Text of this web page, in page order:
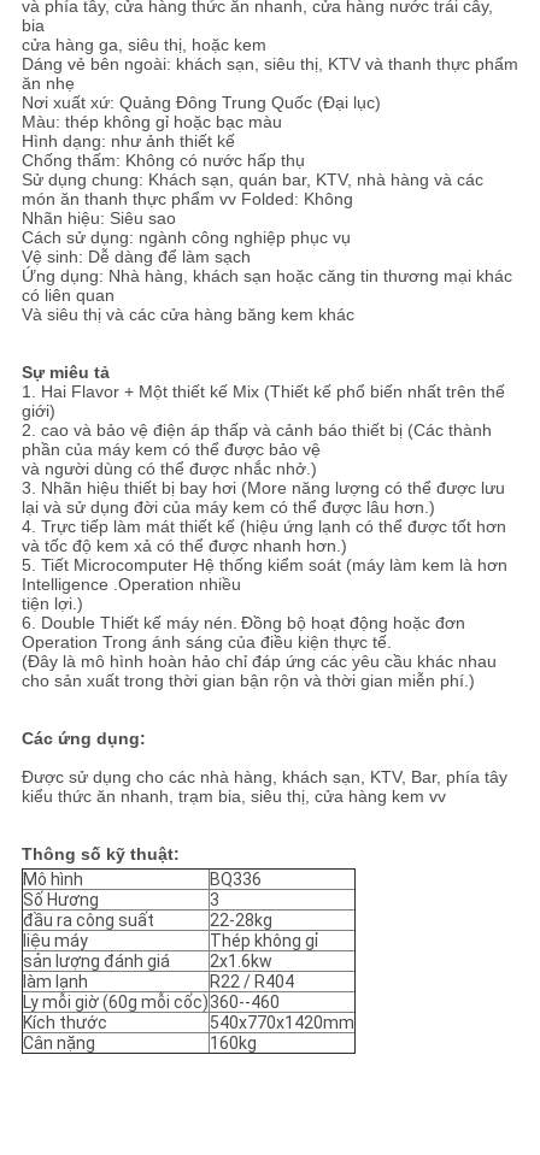
POLICY
và phía tây, cửa hàng thức ăn nhanh, cửa hàng nước trái cây,
bia
cửa hàng ga, siêu thị, hoặc kem
Dáng vẻ bên ngoài: khách sạn, siêu thị, KTV và thanh thực phẩm
ăn nhẹ
Nơi xuất xứ: Quảng Đông Trung Quốc (Đại lục)
Màu: thép không gỉ hoặc bạc màu
Hình dạng: như ảnh thiết kế
Chống thấm: Không có nước hấp thụ
Sử dụng chung: Khách sạn, quán bar, KTV, nhà hàng và các
món ăn thanh thực phẩm vv Folded: Không
Nhãn hiệu: Siêu sao
Cách sử dụng: ngành công nghiệp phục vụ
Vệ sinh: Dễ dàng để làm sạch
Ứng dụng: Nhà hàng, khách sạn hoặc căng tin thương mại khác
có liên quan
Và siêu thị và các cửa hàng băng kem khác
Sự miêu tả
1. Hai Flavor + Một thiết kế Mix (Thiết kế phổ biến nhất trên thế
giới)
2. cao và bảo vệ điện áp thấp và cảnh báo thiết bị (Các thành
phần của máy kem có thể được bảo vệ
và người dùng có thể được nhắc nhở.)
3. Nhãn hiệu thiết bị bay hơi (More năng lượng có thể được lưu
lại và sử dụng đời của máy kem có thể được lâu hơn.)
4. Trực tiếp làm mát thiết kế (hiệu ứng lạnh có thể được tốt hơn
và tốc độ kem xả có thể được nhanh hơn.)
5. Tiết Microcomputer Hệ thống kiểm soát (máy làm kem là hơn
Intelligence .Operation nhiều
tiện lợi.)
6. Double Thiết kế máy nén. Đồng bộ hoạt động hoặc đơn
Operation Trong ánh sáng của điều kiện thực tế.
(Đây là mô hình hoàn hảo chỉ đáp ứng các yêu cầu khác nhau
cho sản xuất trong thời gian bận rộn và thời gian miễn phí.)
Các ứng dụng:
Được sử dụng cho các nhà hàng, khách sạn, KTV, Bar, phía tây
kiểu thức ăn nhanh, trạm bia, siêu thị, cửa hàng kem vv
Thông số kỹ thuật:
Mô hình
BQ336
Số Hương
3
đầu ra công suất
22-28kg
liệu máy
Thép không gỉ
sản lượng đánh giá
2x1.6kw
làm lạnh
R22 / R404
Ly mỗi giờ (60g mỗi cốc)360--460
Kích thước
540x770x1420mm
Cân nặng
160kg